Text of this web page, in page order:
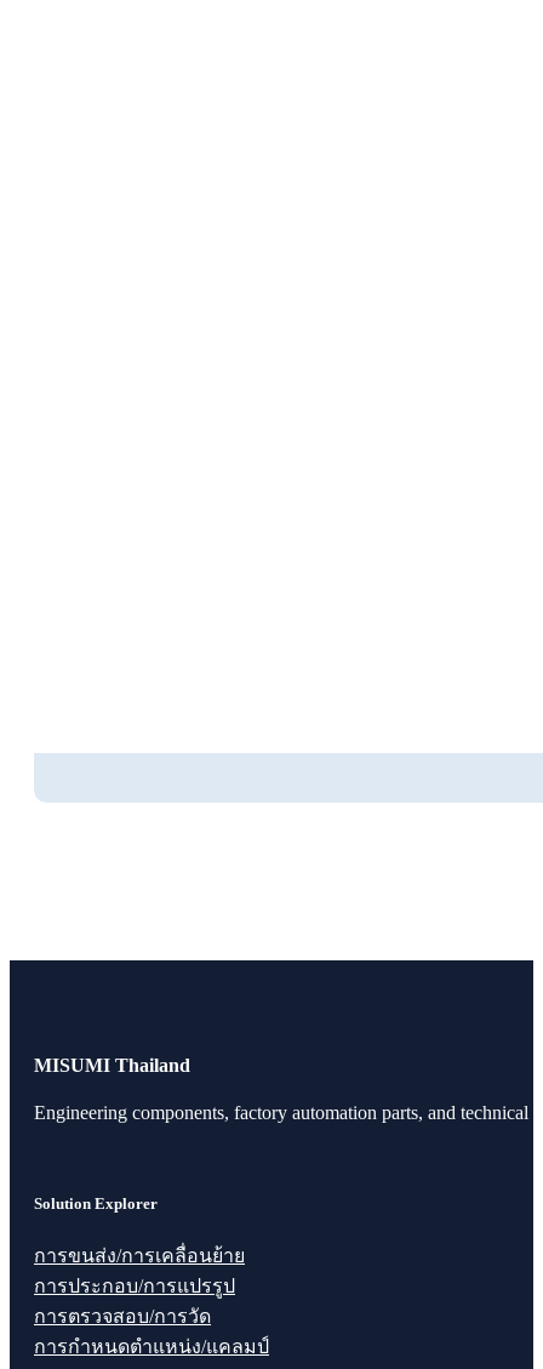
MISUMI Thailand
Engineering components, factory automation parts, and technical
Solution Explorer
การขนส่ง/การเคลื่อนย้าย
การประกอบ/การแปรรูป
การตรวจสอบ/การวัด
การกำหนดตำแหน่ง/แคลมป์